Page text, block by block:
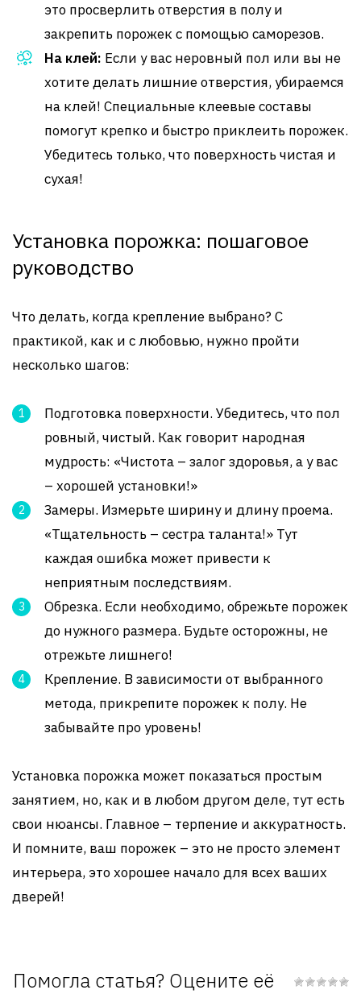
это просверлить отверстия в полу и
закрепить порожек с помощью саморезов.
На клей: Если у вас неровный пол или вы не
хотите делать лишние отверстия, убираемся
на клей! Специальные клеевые составы
помогут крепко и быстро приклеить порожек.
Убедитесь только, что поверхность чистая и
сухая!
Установка порожка: пошаговое
руководство
Что делать, когда крепление выбрано? С
практикой, как и с любовью, нужно пройти
несколько шагов:
Подготовка поверхности. Убедитесь, что пол
ровный, чистый. Как говорит народная
мудрость: «Чистота – залог здоровья, а у вас
– хорошей установки!»
Замеры. Измерьте ширину и длину проема.
«Тщательность – сестра таланта!» Тут
каждая ошибка может привести к
неприятным последствиям.
Обрезка. Если необходимо, обрежьте порожек
до нужного размера. Будьте осторожны, не
отрежьте лишнего!
Крепление. В зависимости от выбранного
метода, прикрепите порожек к полу. Не
забывайте про уровень!
Установка порожка может показаться простым
занятием, но, как и в любом другом деле, тут есть
свои нюансы. Главное – терпение и аккуратность.
И помните, ваш порожек – это не просто элемент
интерьера, это хорошее начало для всех ваших
дверей!
Помогла статья? Оцените её